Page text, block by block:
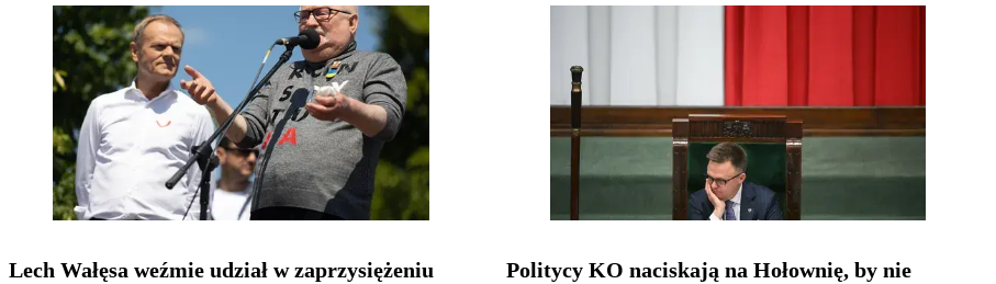
Lech Wałęsa weźmie udział w zaprzysiężeniu
Politycy KO naciskają na Hołownię, by nie